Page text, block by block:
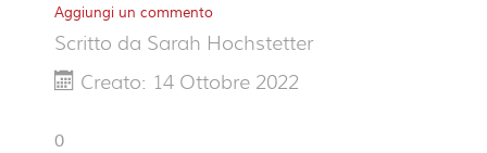
Aggiungi un commento
Scritto da Sarah Hochstetter
Creato: 14 Ottobre 2022
0